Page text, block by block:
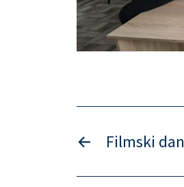
← Filmski dan